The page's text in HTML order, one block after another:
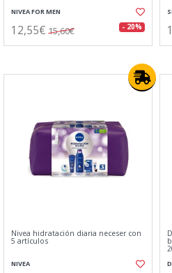
NIVEA FOR MEN
12,55€ 15,60€ - 20%
Nivea hidratación diaria neceser con
5 artículos
NIVEA